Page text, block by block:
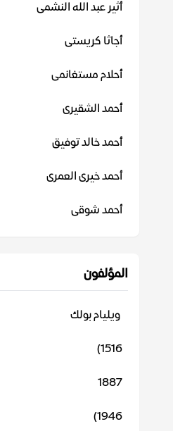
أثير عبد الله النشمى
أجاثا كريستى
أحلام مستغانمى
أحمد الشقيرى
أحمد خالد توفيق
أحمد خيرى العمرى
أحمد شوقى
المؤلفون
‬ ويليام بولك
1516)
1887
1946)